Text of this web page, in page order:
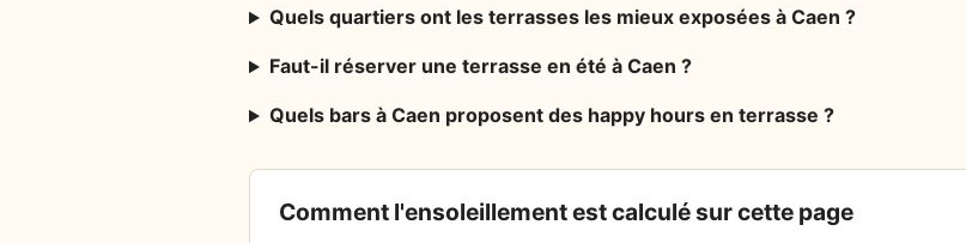
Quels quartiers ont les terrasses les mieux exposées à Caen ?
Faut-il réserver une terrasse en été à Caen ?
Quels bars à Caen proposent des happy hours en terrasse ?
Comment l'ensoleillement est calculé sur cette page